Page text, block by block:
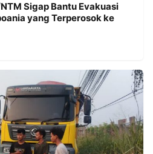
Sigap Bantu Evakuasi
yang Terperosok ke